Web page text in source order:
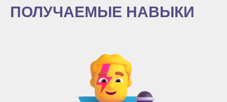
ПОЛУЧАЕМЫЕ НАВЫКИ